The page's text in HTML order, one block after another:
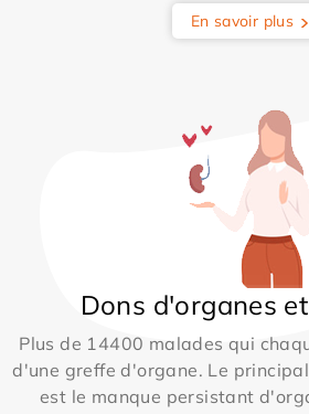
En savoir plus
Dons d'organes
Plus de 14400 malades qui
d'une greffe d'organe. Le
est le manque persistant